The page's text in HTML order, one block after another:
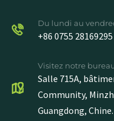
Du lundi au
+86 0755 28169295
Visitez notre
Salle 715A,
Community,
Guangdong, Chine.